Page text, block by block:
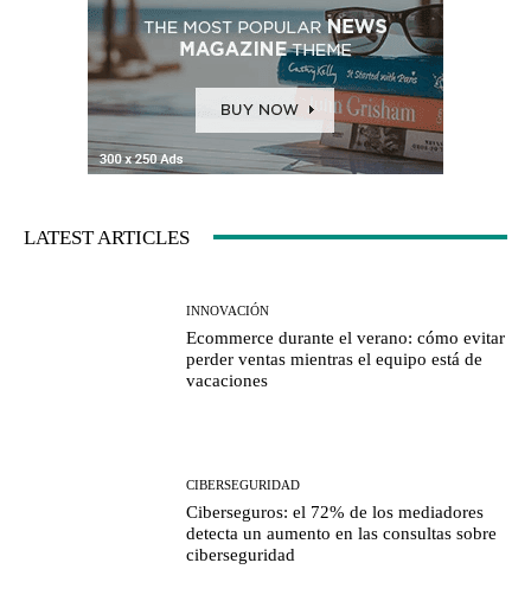
LATEST ARTICLES
INNOVACIÓN
Ecommerce durante el verano: cómo evitar
perder ventas mientras el equipo está de
vacaciones
CIBERSEGURIDAD
Ciberseguros: el 72% de los mediadores
detecta un aumento en las consultas sobre
ciberseguridad